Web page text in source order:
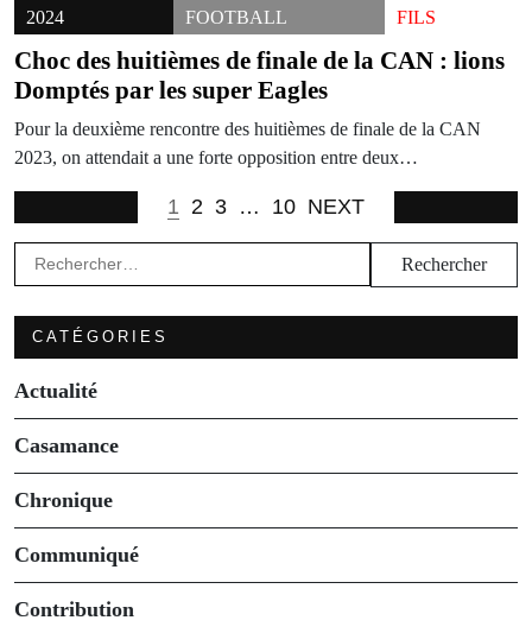
2024
FOOTBALL
FILS
Choc des huitièmes de finale de la CAN : lions
Domptés par les super Eagles
Pour la deuxième rencontre des huitièmes de finale de la CAN
2023, on attendait a une forte opposition entre deux…
1 2 3 … 10 NEXT
Rechercher :
CATÉGORIES
Actualité
Casamance
Chronique
Communiqué
Contribution